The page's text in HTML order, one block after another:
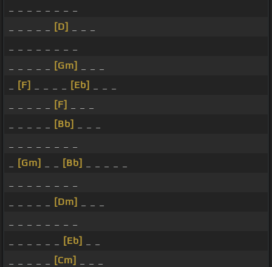
[D]
[Gm]
[F] [Eb]
[F]
[Bb]
[Gm] [Bb]
[Dm]
[Eb]
[Cm]